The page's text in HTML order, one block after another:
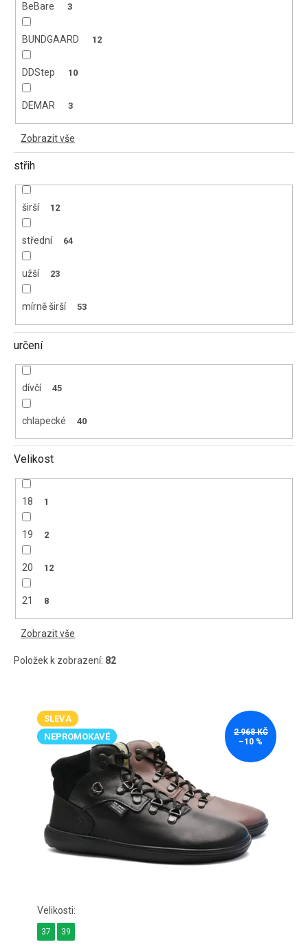
BeBare 3
BUNDGAARD 12
DDStep 10
DEMAR 3
Zobrazit vše
střih
širší 12
střední 64
užší 23
mírně širší 53
určení
dívčí 45
chlapecké 40
Velikost
18 1
19 2
20 12
21 8
Zobrazit vše
Položek k zobrazení: 82
SLEVA
NEPROMOKAVÉ
2 968 KČ
–10 %
37 39